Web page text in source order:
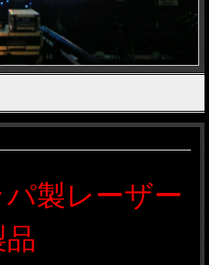
製レーザー
品